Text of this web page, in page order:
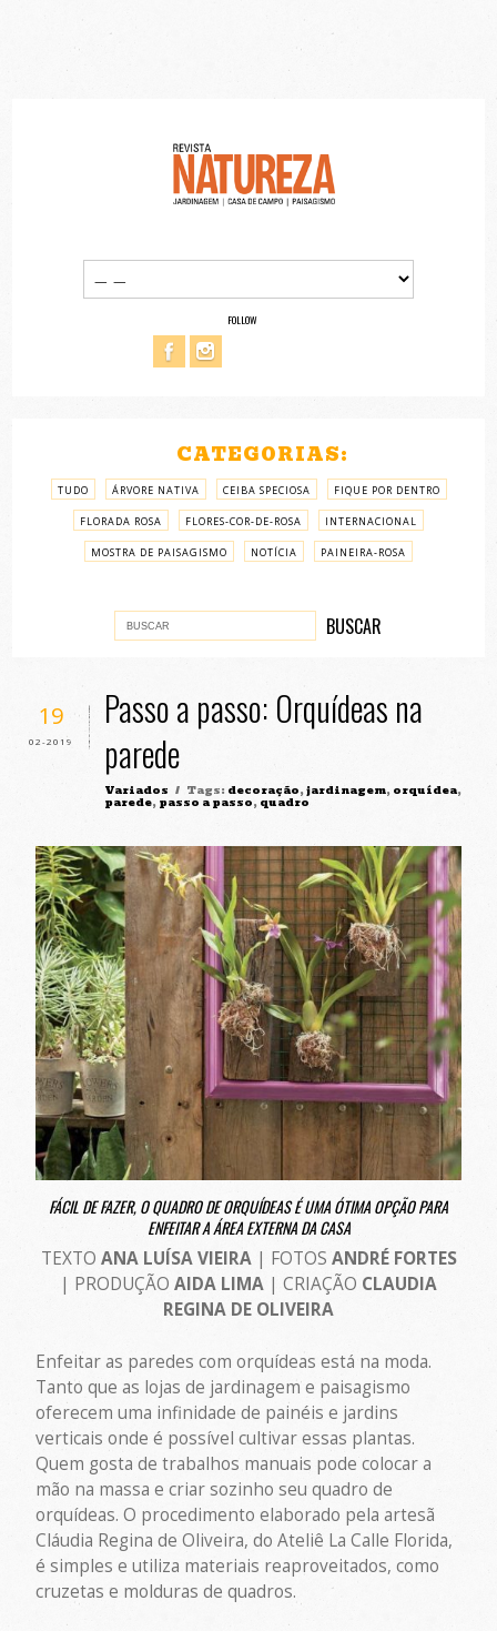
FOLLOW
CATEGORIAS:
TUDO ÁRVORE NATIVA CEIBA SPECIOSA FIQUE POR DENTRO
FLORADA ROSA FLORES-COR-DE-ROSA INTERNACIONAL
MOSTRA DE PAISAGISMO NOTÍCIA PAINEIRA-ROSA
19
02-2019
Passo a passo: Orquídeas na
parede
Variados / Tags: decoração,jardinagem, orquídea,
parede, passo a passo, quadro
FÁCIL DE FAZER, O QUADRO DE ORQUÍDEAS É UMA ÓTIMA OPÇÃO PARA
ENFEITAR A ÁREA EXTERNA DA CASA
TEXTO ANA LUÍSA VIEIRA| FOTOS ANDRÉ FORTES
| PRODUÇÃO AIDA LIMA | CRIAÇÃO CLAUDIA
REGINA DE OLIVEIRA
Enfeitar as paredes com orquídeas está na moda.
Tanto que as lojas de jardinagem e paisagismo
oferecem uma infinidade de painéis e jardins
verticais onde é possível cultivar essas plantas.
Quem gosta de trabalhos manuais pode colocar a
mão na massa e criar sozinho seu quadro de
orquídeas. O procedimento elaborado pela artesã
Cláudia Regina de Oliveira, do Ateliê La Calle Florida,
é simples e utiliza materiais reaproveitados, como
cruzetas e molduras de quadros.